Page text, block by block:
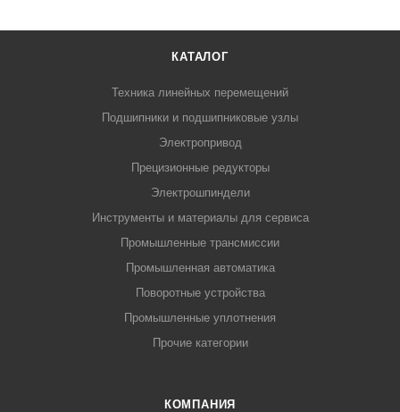
КАТАЛОГ
Техника линейных перемещений
Подшипники и подшипниковые узлы
Электропривод
Прецизионные редукторы
Электрошпиндели
Инструменты и материалы для сервиса
Промышленные трансмиссии
Промышленная автоматика
Поворотные устройства
Промышленные уплотнения
Прочие категории
КОМПАНИЯ